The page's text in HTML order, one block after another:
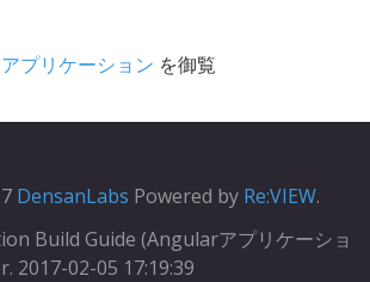
プリケーション を御覧
DensanLabs Powered by Re:VIEW.
Build Guide (Angularアプリケーショ
2017-02-05 17:19:39